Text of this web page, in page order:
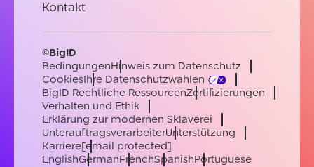
Kontakt
©BigID
BedingungenHinweis zum Datenschutz
CookiesIhre Datenschutzwahlen
BigID Rechtliche RessourcenZertifizierungen
Verhalten und Ethik
Erklärung zur modernen Sklaverei
UnterauftragsverarbeiterUnterstützung
Karriere[email protected]
EnglishGermanFrenchSpanishPortuguese